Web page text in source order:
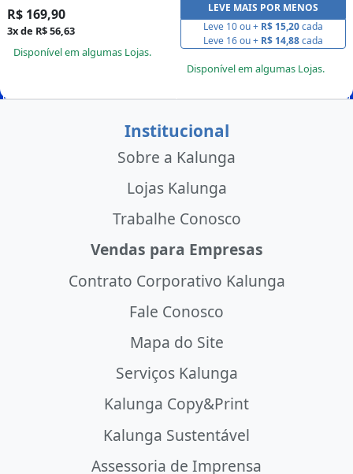
R$ 169,90
3x de R$ 56,63
Disponível em algumas Lojas.
LEVE MAIS POR MENOS
Leve 10 ou + R$ 15,20cada
Leve 16 ou + R$ 14,88cada
Disponível em algumas Lojas.
Institucional
Sobre a Kalunga
Lojas Kalunga
Trabalhe Conosco
Vendas para Empresas
Contrato Corporativo Kalunga
Fale Conosco
Mapa do Site
Serviços Kalunga
Kalunga Copy&Print
Kalunga Sustentável
Assessoria de Imprensa